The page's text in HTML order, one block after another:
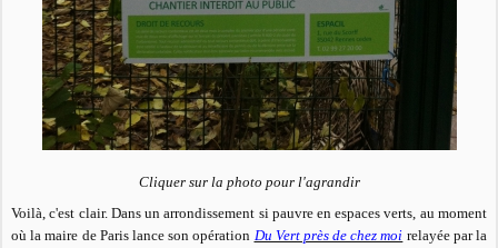
Cliquer sur la photo pour l'agrandir
Voilà, c'est clair. Dans un arrondissement si pauvre en espaces verts, au moment
où la maire de Paris lance son opération Du Vert près de chez moi relayée par la